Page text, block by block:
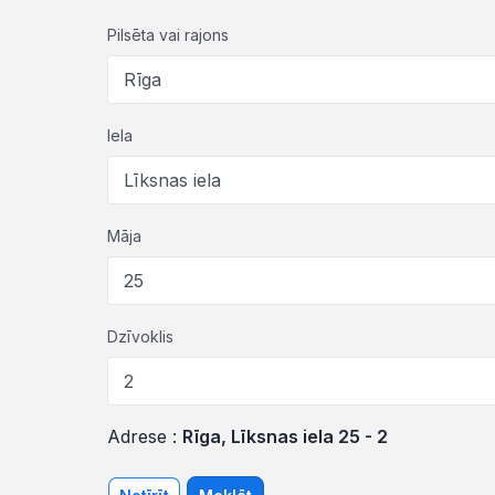
Pilsēta vai rajons
Iela
Māja
Dzīvoklis
Adrese : Rīga, Līksnas iela 25 - 2